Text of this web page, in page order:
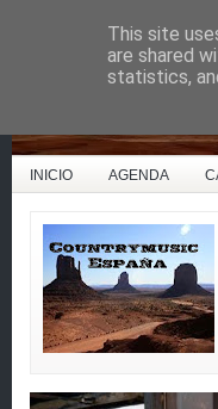
Country
INICIO AGENDA
This site
are shared
statistics,